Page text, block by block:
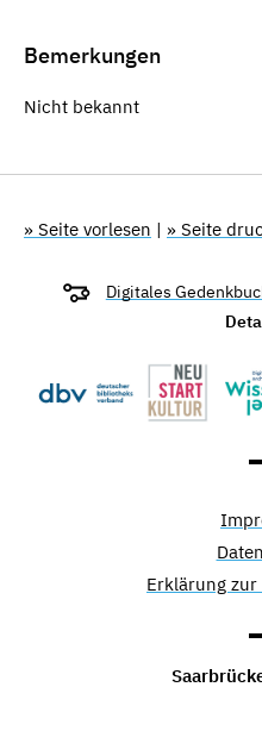
Bemerkungen
Nicht bekannt
» Seite vorlesen | » Seite
Digitales
Erklärung